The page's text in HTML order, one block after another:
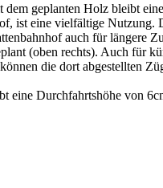
geplanten Holz bleibt
ist eine vielfältige
auch für längere
(oben rechts). Auch für
die dort abgestellten
Durchfahrtshöhe von